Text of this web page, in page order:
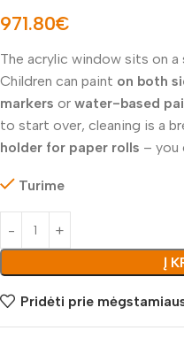
971.80€
The acrylic window sits on
Children can paint on both
markers or water-based
to start over, cleaning is a
holder for paper rolls – you
Turime
Į
Pridėti prie